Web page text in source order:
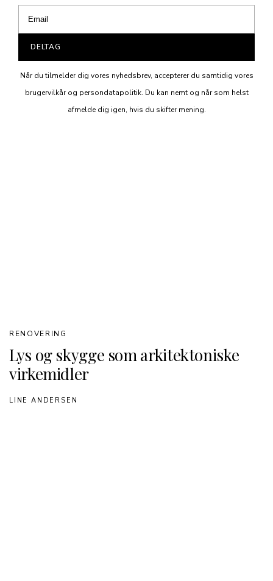
DELTAG
Når du tilmelder dig vores nyhedsbrev, accepterer du samtidig vores
brugervilkår og persondatapolitik. Du kan nemt og når som helst
afmelde dig igen, hvis du skifter mening.
Lys og skygge som arkitektoniske
virkemidler
RENOVERING
LINE ANDERSEN